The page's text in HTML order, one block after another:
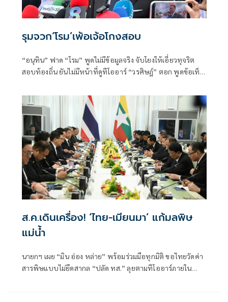
รุมจวก‘โรม’เพ้อเจ้อโกงสอบ
“อนุทิน” ฟาด “โรม” พูดไม่มีข้อมูลจริง จับโยงให้เอี่ยวทุจริต
สอบท้องถิ่น ยันไม่มีหน้าที่ดูทีโออาร์ “วรศิษฎ์” ตอก พูดข้อเท็จ
ส.ค.เดินเครื่อง! ‘ไทย-เมียนมา’ แก้มลพิษ
แม่นํ้า
นายกฯ เผย “มิน อ่อง หล่าย” พร้อมร่วมมือทุกมิติ ขอไทยวัดค่า
สารพิษแบบไม่ยึดสากล “ปลัด ทส.” ลุยตามทีโออาร์ภายใน